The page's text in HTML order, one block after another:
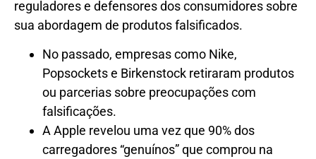
reguladores e defensores dos consumidores sobre
sua abordagem de produtos falsificados.
No passado, empresas como Nike,
Popsockets e Birkenstock retiraram produtos
ou parcerias sobre preocupações com
falsificações.
A Apple revelou uma vez que 90% dos
carregadores “genuínos” que comprou na